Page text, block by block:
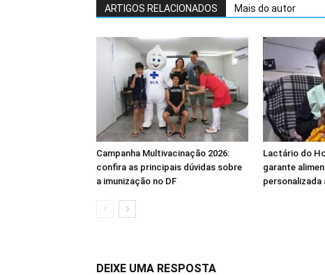
ARTIGOS RELACIONADOS Mais do autor
Campanha Multivacinação 2026:
confira as principais dúvidas sobre
a imunização no DF
Lactário do
garante
DEIXE UMA RESPOSTA